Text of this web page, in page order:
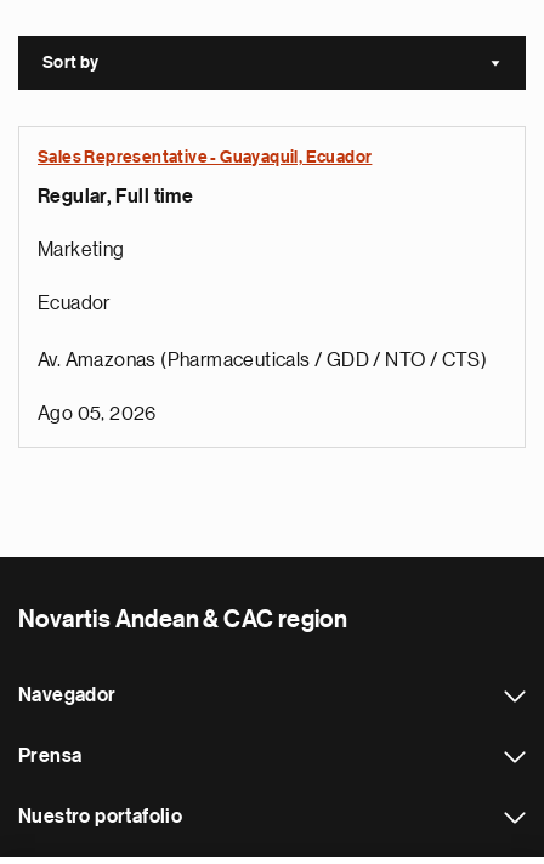
Sort by Sort
Sales Representative - Guayaquil, Ecuador
Regular, Full time
Marketing
Ecuador
Av. Amazonas (Pharmaceuticals / GDD / NTO / CTS)
Ago 05, 2026
Novartis Andean & CAC region
Navegador
Prensa
Nuestro portafolio